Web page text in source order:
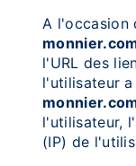
A
l'URL des
l'utilisateur
l'utilisateur,
(IP) de